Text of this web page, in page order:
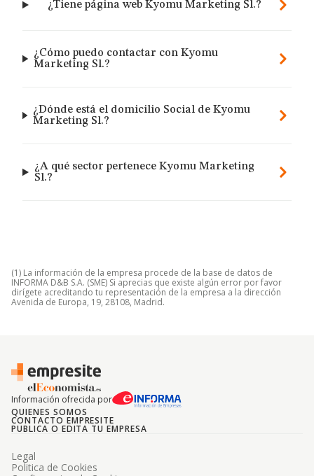
¿Tiene página web Kyomu Marketing Sl.?
¿Cómo puedo contactar con Kyomu
Marketing Sl.?
¿Dónde está el domicilio Social de Kyomu
Marketing Sl.?
¿A qué sector pertenece Kyomu Marketing
Sl.?
(1) La información de la empresa procede de la base de datos de
INFORMA D&B S.A. (SME) Si aprecias que existe algún error por favor
dirígete acreditando tu representación de la empresa a la dirección
Avenida de Europa, 19, 28108, Madrid.
Información ofrecida por
QUIENES SOMOS
CONTACTO EMPRESITE
PUBLICA O EDITA TU EMPRESA
Legal
Politica de Cookies